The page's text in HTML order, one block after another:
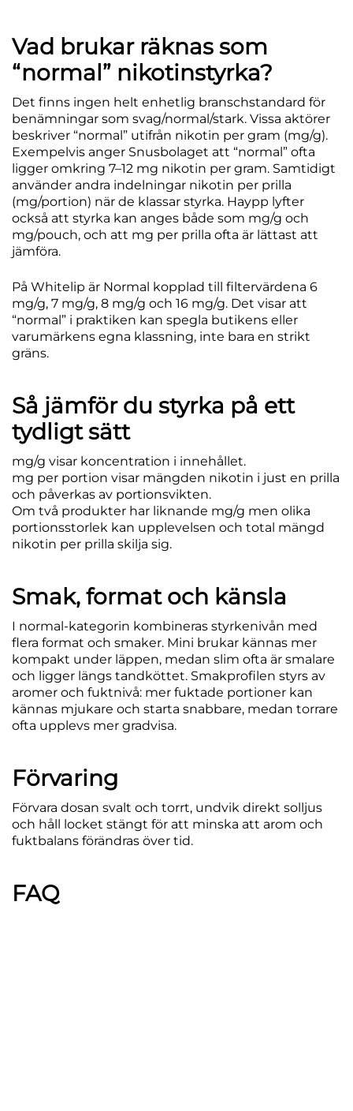
Vad brukar räknas som
“normal” nikotinstyrka?
Det finns ingen helt enhetlig branschstandard för
benämningar som svag/normal/stark. Vissa aktörer
beskriver “normal” utifrån nikotin per gram (mg/g).
Exempelvis anger Snusbolaget att “normal” ofta
ligger omkring 7–12 mg nikotin per gram. Samtidigt
använder andra indelningar nikotin per prilla
(mg/portion) när de klassar styrka. Haypp lyfter
också att styrka kan anges både som mg/g och
mg/pouch, och att mg per prilla ofta är lättast att
jämföra.
På Whitelip är Normal kopplad till filtervärdena 6
mg/g, 7 mg/g, 8 mg/g och 16 mg/g. Det visar att
“normal” i praktiken kan spegla butikens eller
varumärkens egna klassning, inte bara en strikt
gräns.
Så jämför du styrka på ett
tydligt sätt
mg/g visar koncentration i innehållet.
mg per portion visar mängden nikotin i just en prilla
och påverkas av portionsvikten.
Om två produkter har liknande mg/g men olika
portionsstorlek kan upplevelsen och total mängd
nikotin per prilla skilja sig.
Smak, format och känsla
I normal-kategorin kombineras styrkenivån med
flera format och smaker. Mini brukar kännas mer
kompakt under läppen, medan slim ofta är smalare
och ligger längs tandköttet. Smakprofilen styrs av
aromer och fuktnivå: mer fuktade portioner kan
kännas mjukare och starta snabbare, medan torrare
ofta upplevs mer gradvisa.
Förvaring
Förvara dosan svalt och torrt, undvik direkt solljus
och håll locket stängt för att minska att arom och
fuktbalans förändras över tid.
FAQ